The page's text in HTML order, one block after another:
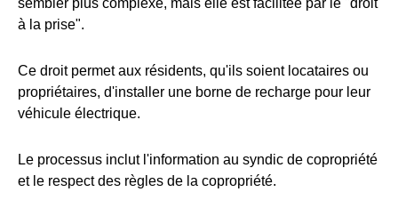
à la prise".
Ce droit permet aux résidents, qu'ils soient locataires ou
propriétaires, d'installer une borne de recharge pour leur
véhicule électrique.
Le processus inclut l'information au syndic de copropriété
et le respect des règles de la copropriété.